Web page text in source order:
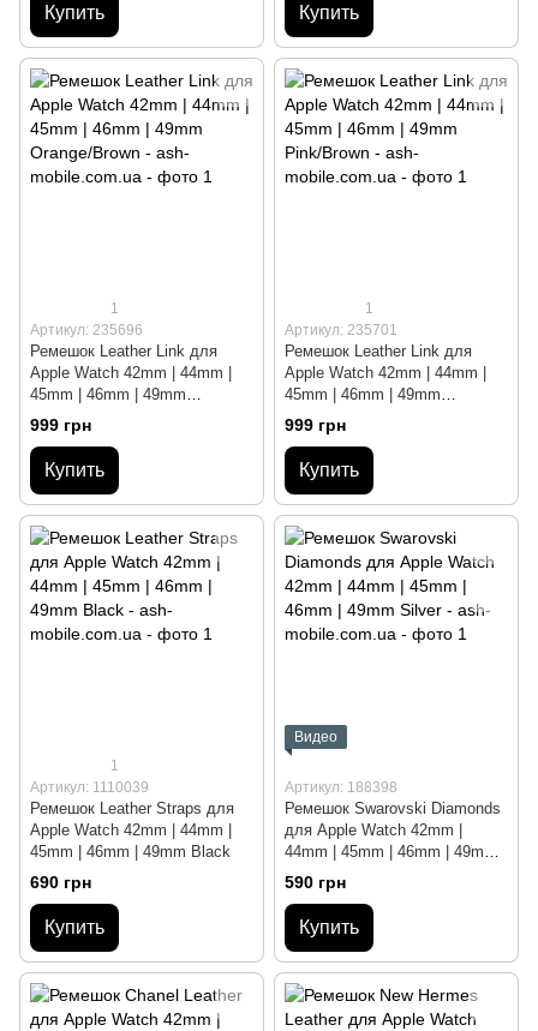
Купить Купить
1
Артикул: 235696
Ремешок Leather Link для
Apple Watch 42mm | 44mm |
45mm | 46mm | 49mm
Orange/Brown
999 грн
Купить
1
Артикул: 235701
Ремешок Leather Link для
Apple Watch 42mm | 44mm |
45mm | 46mm | 49mm
Pink/Brown
999 грн
Купить
1
Артикул: 1110039
Ремешок Leather Straps для
Apple Watch 42mm | 44mm |
45mm | 46mm | 49mm Black
690 грн
Купить
Видео
Артикул: 188398
Ремешок Swarovski Diamonds
для Apple Watch 42mm |
44mm | 45mm | 46mm | 49mm
Silver
590 грн
Купить